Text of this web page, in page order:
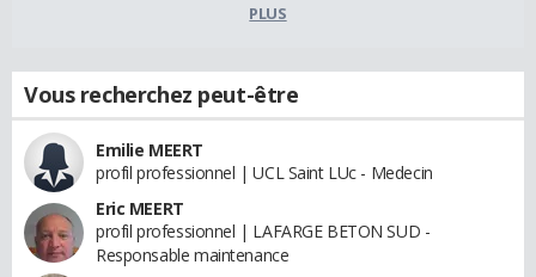
PLUS
Vous recherchez peut-être
Emilie MEERT
profil professionnel | UCL Saint LUc - Medecin
Eric MEERT
profil professionnel | LAFARGE BETON SUD -
Responsable maintenance